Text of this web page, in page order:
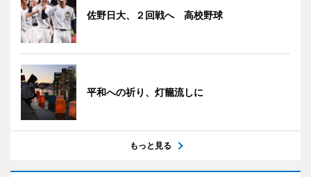
佐野日大、２回戦へ 高校野球
平和への祈り、灯籠流しに
もっと見る